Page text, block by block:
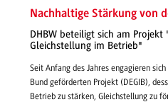
Nachhaltige Stärkung von
DHBW beteiligt sich am
Gleichstellung im Betrieb"
Seit Anfang des Jahres engagieren
Bund geförderten Projekt (DEGIB),
Betrieb zu stärken, Gleichstellung zu